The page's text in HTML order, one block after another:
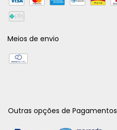
Meios de envio
Outras opções de Pagamentos